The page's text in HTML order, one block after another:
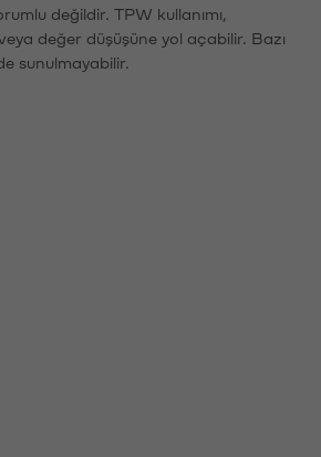
değildir. TPW kullanımı,
veya değer düşüşüne yol açabilir. Bazı
sunulmayabilir.